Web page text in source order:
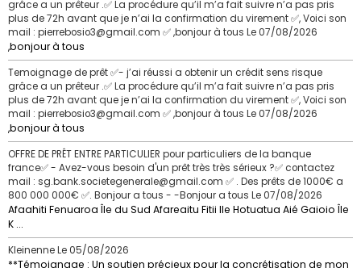
grâce a un prêteur .✅ La procédure qu’il m’a fait suivre n’a pas pris
plus de 72h avant que je n’ai la confirmation du virement ✅, Voici son
mail : pierrebosio3@gmail.com ✅ ,bonjour à tous Le 07/08/2026
,bonjour à tous
Temoignage de prêt ✅- j’ai réussi a obtenir un crédit sens risque
grâce a un prêteur .✅ La procédure qu’il m’a fait suivre n’a pas pris
plus de 72h avant que je n’ai la confirmation du virement ✅, Voici son
mail : pierrebosio3@gmail.com ✅ ,bonjour à tous Le 07/08/2026
,bonjour à tous
OFFRE DE PRÊT ENTRE PARTICULIER pour particuliers de la banque
france✅ - Avez-vous besoin d'un prêt très très sérieux ?✅ contactez
mail : sg.bank.societegenerale@gmail.com ✅ . Des prêts de 1000€ a
800 000 000€ ✅. Bonjour a tous - -Bonjour a tous Le 07/08/2026
Afaahiti Fenuaroa Île du Sud Afareaitu Fitii Ile Hotuatua Aié Gaioio Île
K ...
KleinenneLe 05/08/2026
**Témoignage : Un soutien précieux pour la concrétisation de mon